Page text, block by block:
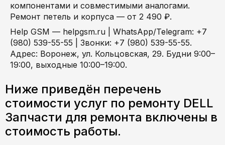
компонентами и совместимыми аналогами.
Ремонт петель и корпуса — от 2 490 ₽.
Help GSM — helpgsm.ru | WhatsApp/Telegram: +7
(980) 539-55-55 | Звонки: +7 (980) 539-55-55.
Адрес: Воронеж, ул. Кольцовская, 29. Будни 9:00–
19:00, выходные 10:00–19:00.
Ниже приведён перечень
стоимости услуг по ремонту DELL
Запчасти для ремонта включены в
стоимость работы.